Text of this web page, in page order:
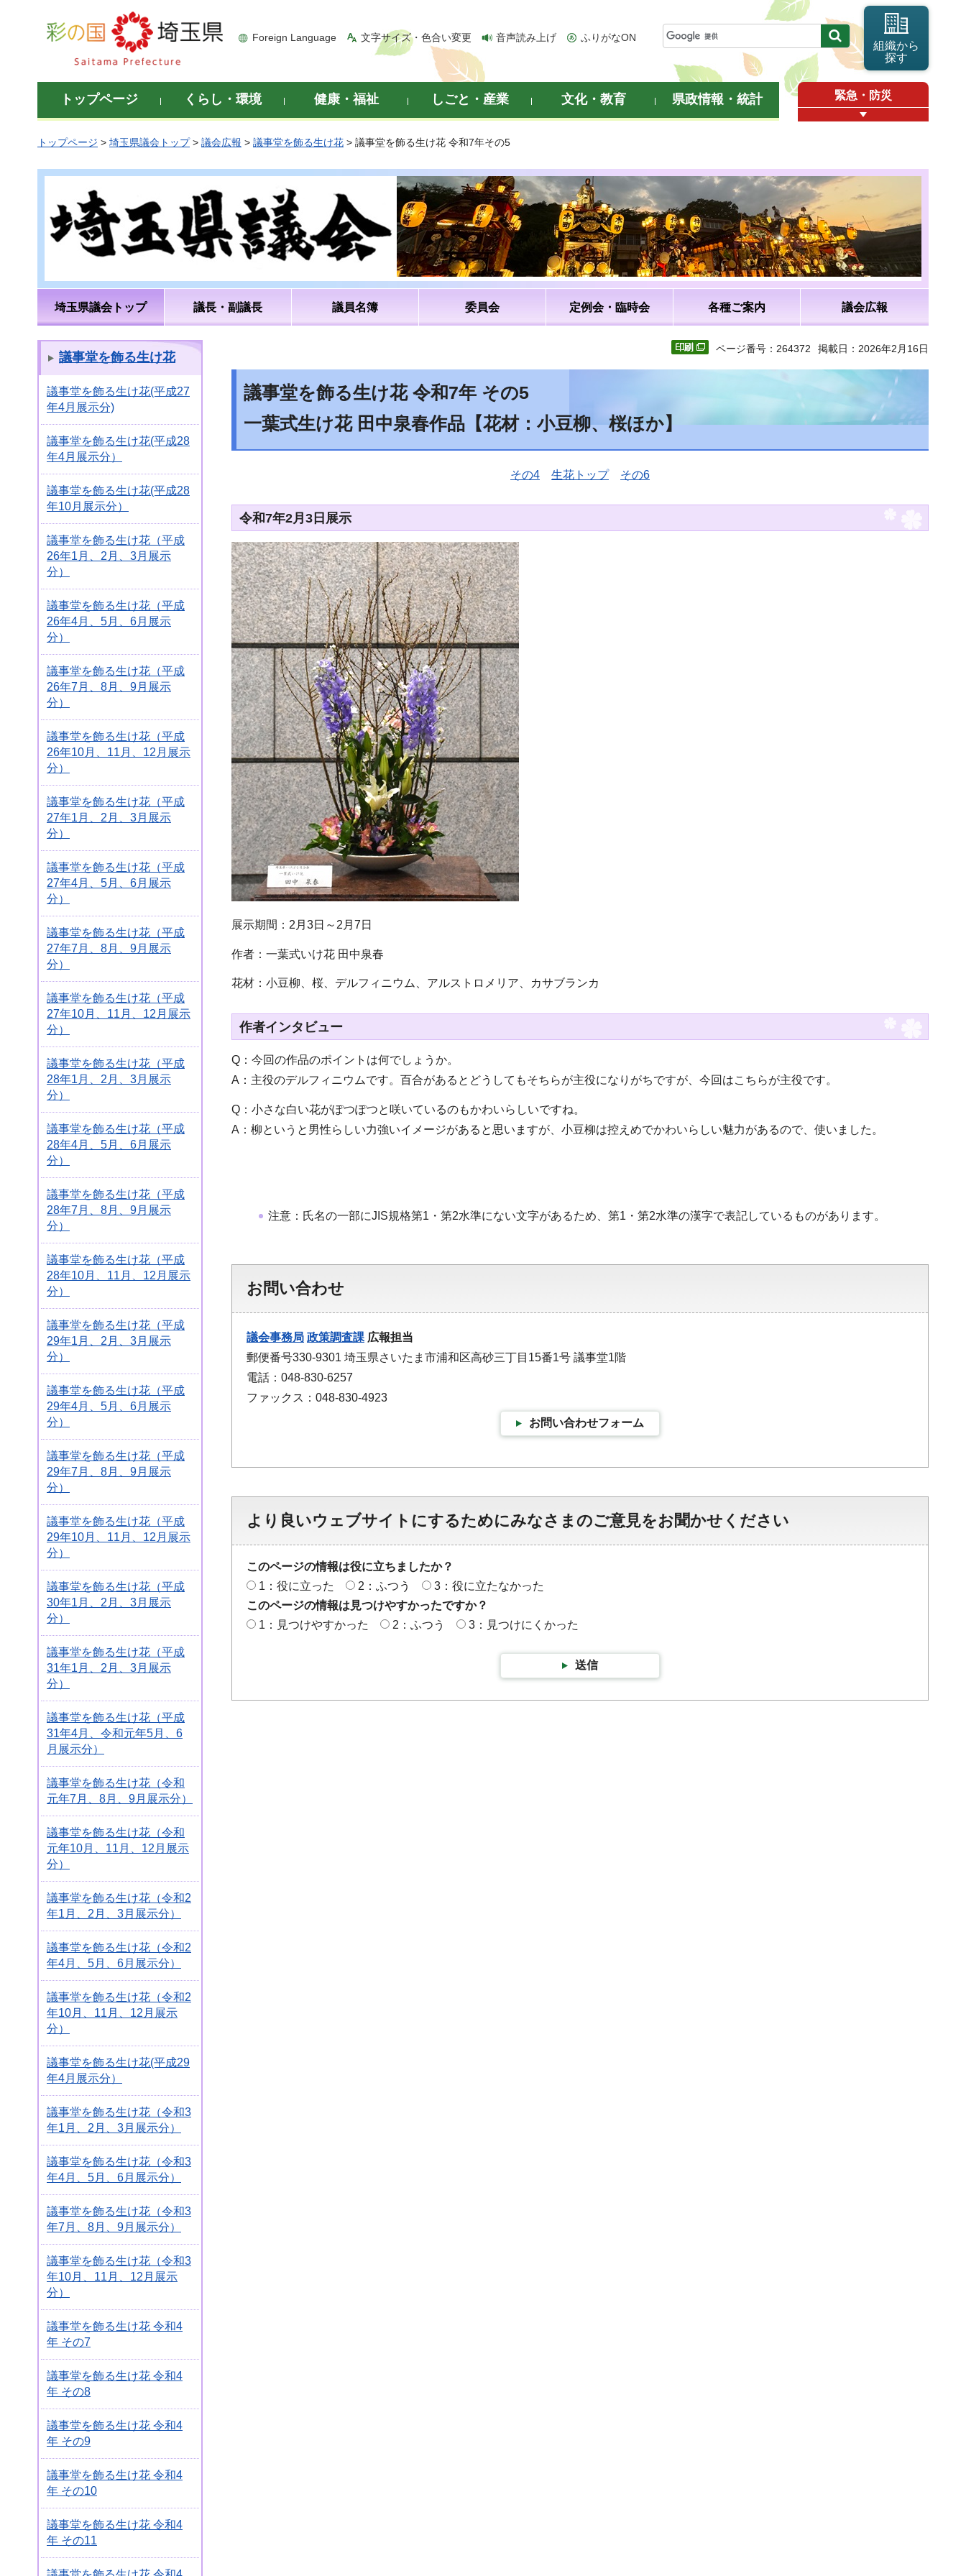
彩の国 埼玉県
Foreign Language 文字サイズ・色合い変更 音声読み上げ ふりがなON
組織から
探す
トップページ くらし・環境 健康・福祉 しごと・産業 文化・教育 県政情報・統計 緊急・防災
トップページ > 埼玉県議会トップ> 議会広報 > 議事堂を飾る生け花 > 議事堂を飾る生け花 令和7年その5
埼玉県議会トップ 議長・副議長 議員名簿 委員会 定例会・臨時会 各種ご案内 議会広報
議事堂を飾る生け花
議事堂を飾る生け花(平成27
年4月展示分)
議事堂を飾る生け花(平成28
年4月展示分）
議事堂を飾る生け花(平成28
年10月展示分）
議事堂を飾る生け花（平成
26年1月、2月、3月展示
分）
議事堂を飾る生け花（平成
26年4月、5月、6月展示
分）
議事堂を飾る生け花（平成
26年7月、8月、9月展示
分）
議事堂を飾る生け花（平成
26年10月、11月、12月展示
分）
議事堂を飾る生け花（平成
27年1月、2月、3月展示
分）
議事堂を飾る生け花（平成
27年4月、5月、6月展示
分）
議事堂を飾る生け花（平成
27年7月、8月、9月展示
分）
議事堂を飾る生け花（平成
27年10月、11月、12月展示
分）
議事堂を飾る生け花（平成
28年1月、2月、3月展示
分）
議事堂を飾る生け花（平成
28年4月、5月、6月展示
分）
議事堂を飾る生け花（平成
28年7月、8月、9月展示
分）
議事堂を飾る生け花（平成
28年10月、11月、12月展示
分）
議事堂を飾る生け花（平成
29年1月、2月、3月展示
分）
議事堂を飾る生け花（平成
29年4月、5月、6月展示
分）
議事堂を飾る生け花（平成
29年7月、8月、9月展示
分）
議事堂を飾る生け花（平成
29年10月、11月、12月展示
分）
議事堂を飾る生け花（平成
30年1月、2月、3月展示
分）
議事堂を飾る生け花（平成
31年1月、2月、3月展示
分）
議事堂を飾る生け花（平成
31年4月、令和元年5月、6
月展示分）
議事堂を飾る生け花（令和
元年7月、8月、9月展示分）
議事堂を飾る生け花（令和
元年10月、11月、12月展示
分）
議事堂を飾る生け花（令和2
年1月、2月、3月展示分）
議事堂を飾る生け花（令和2
年4月、5月、6月展示分）
議事堂を飾る生け花（令和2
年10月、11月、12月展示
分）
議事堂を飾る生け花(平成29
年4月展示分）
議事堂を飾る生け花（令和3
年1月、2月、3月展示分）
議事堂を飾る生け花（令和3
年4月、5月、6月展示分）
議事堂を飾る生け花（令和3
年7月、8月、9月展示分）
議事堂を飾る生け花（令和3
年10月、11月、12月展示
分）
議事堂を飾る生け花 令和4
年 その7
議事堂を飾る生け花 令和4
年 その8
議事堂を飾る生け花 令和4
年 その9
議事堂を飾る生け花 令和4
年 その10
議事堂を飾る生け花 令和4
年 その11
ページ番号：264372 掲載日：2026年2月16日
議事堂を飾る生け花 令和7年 その5
一葉式生け花 田中泉春作品【花材：小豆柳、桜ほか】
その4 生花トップ その6
令和7年2月3日展示
展示期間：2月3日～2月7日
作者：一葉式いけ花 田中泉春
花材：小豆柳、桜、デルフィニウム、アルストロメリア、カサブランカ
作者インタビュー
Q：今回の作品のポイントは何でしょうか。
A：主役のデルフィニウムです。百合があるとどうしてもそちらが主役になりがちですが、今回はこちらが主役です。
Q：小さな白い花がぽつぽつと咲いているのもかわいらしいですね。
A：柳というと男性らしい力強いイメージがあると思いますが、小豆柳は控えめでかわいらしい魅力があるので、使いました。
注意：氏名の一部にJIS規格第1・第2水準にない文字があるため、第1・第2水準の漢字で表記しているものがあります。
お問い合わせ
議会事務局 政策調査課 広報担当
郵便番号330-9301 埼玉県さいたま市浦和区高砂三丁目15番1号 議事堂1階
電話：048-830-6257
ファックス：048-830-4923
お問い合わせフォーム
より良いウェブサイトにするためにみなさまのご意見をお聞かせください
このページの情報は役に立ちましたか？
1：役に立った
2：ふつう
3：役に立たなかった
このページの情報は見つけやすかったですか？
1：見つけやすかった
2：ふつう 3：見つけにくかった
送信